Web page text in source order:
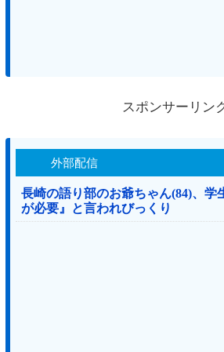
スポンサーリン
外部配信
長崎の語り部のお爺ちゃん(84)、学
が必要』と言われびっくり